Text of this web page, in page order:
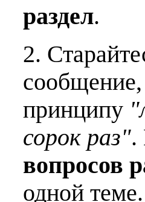
раздел.
2.
принципу
сорок раз".
вопросов
одной